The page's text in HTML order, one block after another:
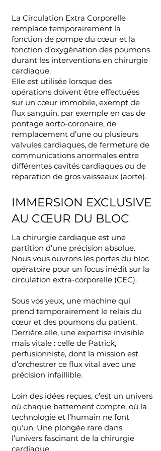
La Circulation Extra Corporelle
remplace temporairement la
fonction de pompe du cœur et la
fonction d’oxygénation des poumons
durant les interventions en chirurgie
cardiaque.
Elle est utilisée lorsque des
opérations doivent être effectuées
sur un cœur immobile, exempt de
flux sanguin, par exemple en cas de
pontage aorto-coronaire, de
remplacement d’une ou plusieurs
valvules cardiaques, de fermeture de
communications anormales entre
différentes cavités cardiaques ou de
réparation de gros vaisseaux (aorte).
IMMERSION EXCLUSIVE
AU CŒUR DU BLOC
La chirurgie cardiaque est une
partition d’une précision absolue.
Nous vous ouvrons les portes du bloc
opératoire pour un focus inédit sur la
circulation extra-corporelle (CEC).
Sous vos yeux, une machine qui
prend temporairement le relais du
cœur et des poumons du patient.
Derrière elle, une expertise invisible
mais vitale : celle de Patrick,
perfusionniste, dont la mission est
d’orchestrer ce flux vital avec une
précision infaillible.
Loin des idées reçues, c’est un univers
où chaque battement compte, où la
technologie et l’humain ne font
qu’un. Une plongée rare dans
l’univers fascinant de la chirurgie
cardiaque.